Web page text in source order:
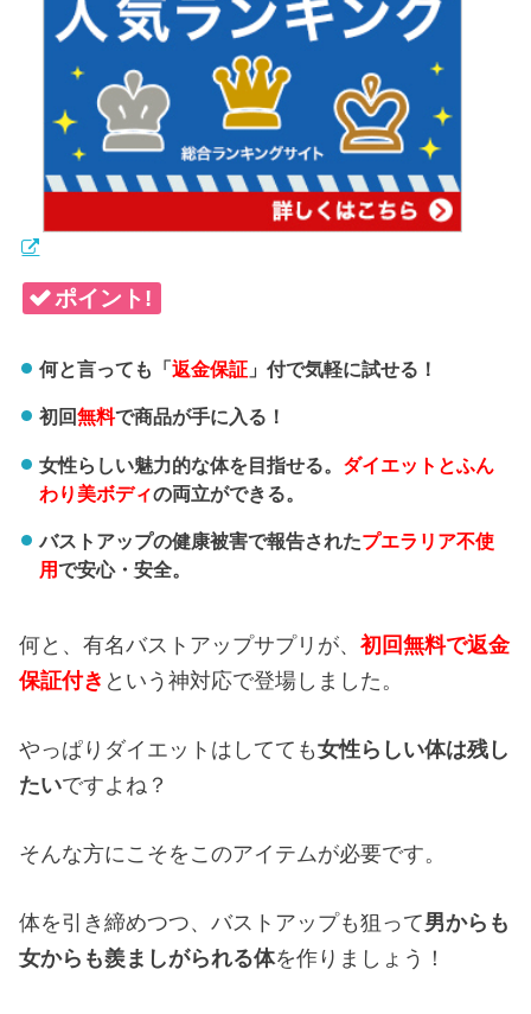
ポイント!
何と言っても「返金保証」付で気軽に試せる！
初回無料で商品が手に入る！
女性らしい魅力的な体を目指せる。 ダイエットとふん
わり美ボディの両立ができる。
バストアップの健康被害で報告されたプエラリア不使
用で安心・安全。
何と、有名バストアップサプリが、初回無料で返金
保証付き という神対応で登場しました。
やっぱりダイエットはしてても女性らしい体は残し
たいですよね？
そんな方にこそをこのアイテムが必要です。
体を引き締めつつ、バストアップも狙って男からも
女からも羨ましがられる体を作りましょう！